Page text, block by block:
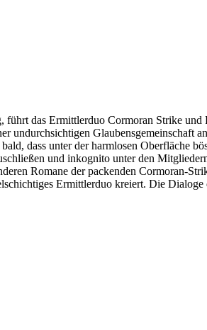
das Ermittlerduo Cormoran Strike und
Glaubensgemeinschaft
dass unter der harmlosen Oberfläche
und inkognito unter den
Romane der packenden Cormoran-
Ermittlerduo kreiert. Die Dialoge